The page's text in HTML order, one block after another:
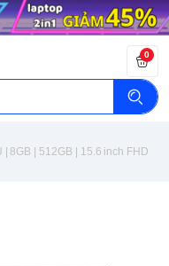
0
8GB | 512GB | 15.6 inch FHD